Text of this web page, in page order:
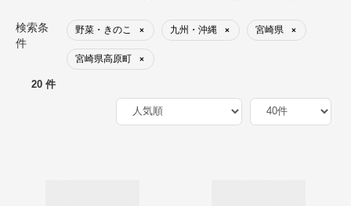
検索条
件
野菜・きのこ × 九州・沖縄 × 宮崎県 ×
宮崎県高原町 ×
20 件